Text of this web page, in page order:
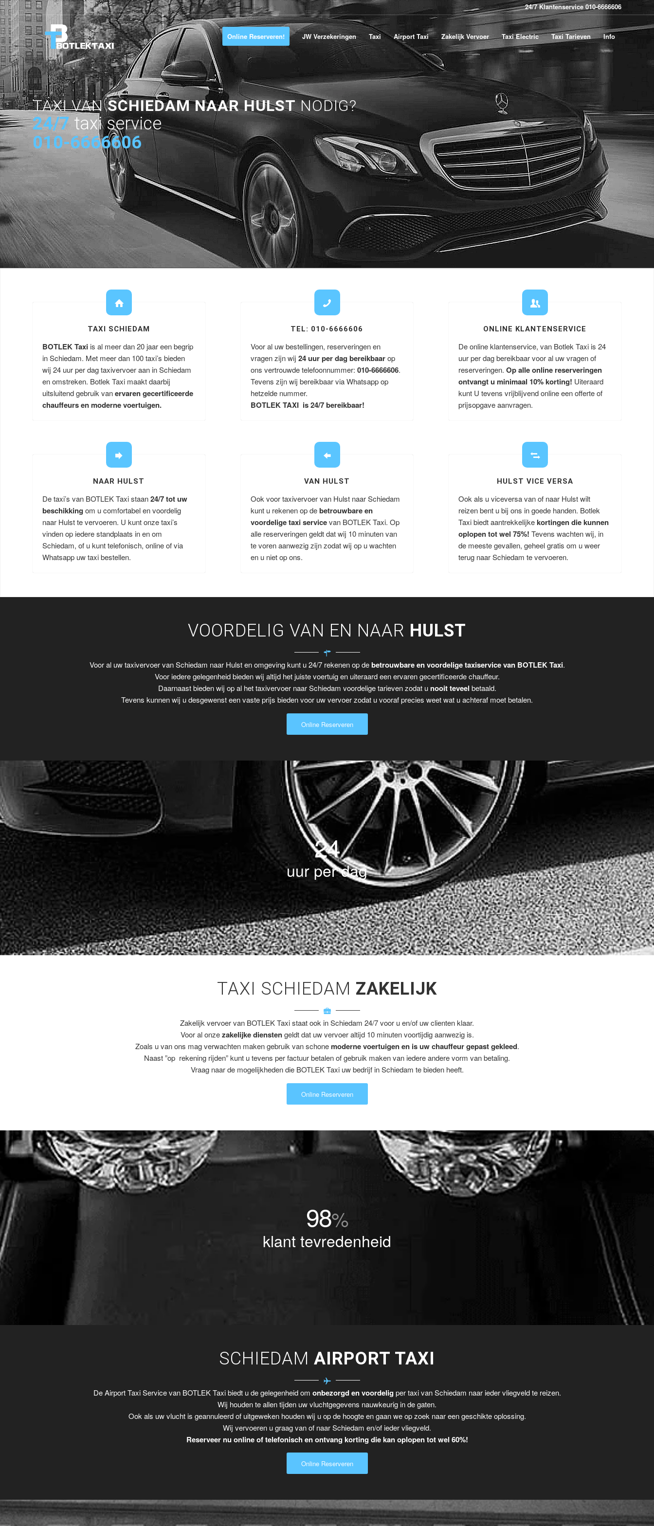
24/7 Klantenservice 010-6666606
Online Reserveren! JW Verzekeringen Taxi Airport Taxi Zakelijk Vervoer Taxi Electric Taxi Tarieven Info
TAXI VANSCHIEDAM NAAR HULSTNODIG?
24/7 taxi service
010-6666606
TAXI SCHIEDAM
BOTLEK Taxi is al meer dan 20 jaar een begrip
in Schiedam. Met meer dan 100 taxi’s bieden
wij 24 uur per dag taxivervoer aan in Schiedam
en omstreken. Botlek Taxi maakt daarbij
uitsluitend gebruik vanervaren gecertificeerde
chauffeurs en moderne voertuigen.
TEL: 010-6666606
Voor al uw bestellingen, reserveringen en
vragen zijn wij 24 uur per dag bereikbaarop
ons vertrouwde telefoonnummer: 010-6666606.
Tevens zijn wij bereikbaar via Whatsapp op
hetzelde nummer.
BOTLEK TAXI is 24/7 bereikbaar!
ONLINE KLANTENSERVICE
De online klantenservice, van Botlek Taxi is 24
uur per dag bereikbaar voor al uw vragen of
reserveringen.Op alle online reserveringen
ontvangt u minimaal 10% korting! Uiteraard
kunt U tevens vrijblijvend online een offerte of
prijsopgave aanvragen.
NAAR HULST
De taxi’s van BOTLEK Taxi staan24/7 tot uw
beschikking om u comfortabel en voordelig
naar Hulst te vervoeren. U kunt onze taxi’s
vinden op iedere standplaats in en om
Schiedam, of u kunt telefonisch, online of via
Whatsapp uw taxi bestellen.
VAN HULST
Ook voor taxivervoer van Hulst naar Schiedam
kunt u rekenen op debetrouwbare en
voordelige taxi servicevan BOTLEK Taxi. Op
alle reserveringen geldt dat wij 10 minuten van
te voren aanwezig zijn zodat wij op u wachten
en u niet op ons.
HULST VICE VERSA
Ook als u viceversa van of naar Hulst wilt
reizen bent u bij ons in goede handen. Botlek
Taxi biedt aantrekkelijkekortingen die kunnen
oplopen tot wel 75%!Tevens wachten wij, in
de meeste gevallen, geheel gratis om u weer
terug naar Schiedam te vervoeren.
VOORDELIG VAN EN NAAR HULST
Voor al uw taxivervoer van Schiedam naar Hulst en omgeving kunt u 24/7 rekenen op debetrouwbare en voordelige taxiservice van BOTLEK Taxi.
Voor iedere gelegenheid bieden wij altijd het juiste voertuig en uiteraard een ervaren gecertificeerde chauffeur.
Daarnaast bieden wij op al het taxivervoer naar Schiedam voordelige tarieven zodat u nooit teveel betaald.
Tevens kunnen wij u desgewenst een vaste prijs bieden voor uw vervoer zodat u vooraf precies weet wat u achteraf moet betalen.
Online Reserveren
24
uur per dag
TAXI SCHIEDAM ZAKELIJK
Zakelijk vervoer van BOTLEK Taxi staat ook in Schiedam 24/7 voor u en/of uw clienten klaar.
Voor al onzezakelijke dienstengeldt dat uw vervoer altijd 10 minuten voortijdig aanwezig is.
Zoals u van ons mag verwachten maken gebruik van schone moderne voertuigen en is uw chauffeur gepast gekleed.
Naast ”op rekening rijden” kunt u tevens per factuur betalen of gebruik maken van iedere andere vorm van betaling.
Vraag naar de mogelijkheden die BOTLEK Taxi uw bedrijf in Schiedam te bieden heeft.
Online Reserveren
98%
klant tevredenheid
SCHIEDAM AIRPORT TAXI
De Airport Taxi Service van BOTLEK Taxi biedt u de gelegenheid om onbezorgd en voordelig per taxi van Schiedam naar ieder vliegveld te reizen.
Wij houden te allen tijden uw vluchtgegevens nauwkeurig in de gaten.
Ook als uw vlucht is geannuleerd of uitgeweken houden wij u op de hoogte en gaan we op zoek naar een geschikte oplossing.
Wij vervoeren u graag van of naar Schiedam en/of ieder vliegveld.
Reserveer nu online of telefonisch en ontvang korting die kan oplopen tot wel 60%!
Online Reserveren